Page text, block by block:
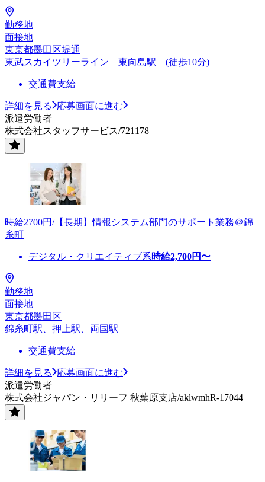
勤務地
面接地
東京都墨田区堤通
東武スカイツリーライン 東向島駅 (徒歩10分)
交通費支給
詳細を見る
応募画面に進む
派遣労働者
株式会社スタッフサービス/721178
時給2700円/【長期】情報システム部門のサポート業務＠錦
糸町
デジタル・クリエイティブ系時給2,700円〜
勤務地
面接地
東京都墨田区
錦糸町駅、押上駅、両国駅
交通費支給
詳細を見る
応募画面に進む
派遣労働者
株式会社ジャパン・リリーフ 秋葉原支店/aklwmhR-17044